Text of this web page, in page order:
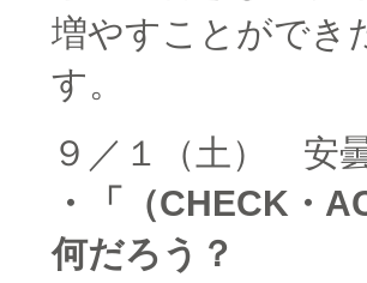
増やすことができ
す。
９／１（土） 安
・「（CHECK・
何だろう？